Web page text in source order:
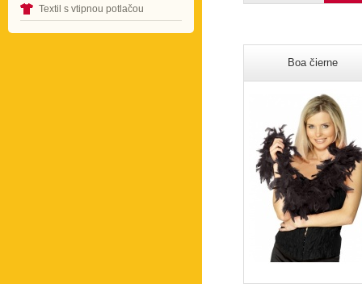
Textil s vtipnou potlačou
Boa čierne